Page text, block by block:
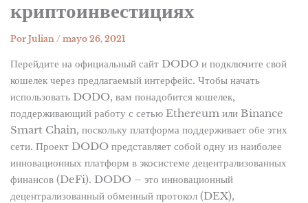
криптоинвестициях
Por Julian / mayo 26, 2021
Перейдите на официальный сайт DODO и подключите свой
кошелек через предлагаемый интерфейс. Чтобы начать
использовать DODO, вам понадобится кошелек,
поддерживающий работу с сетью Ethereum или Binance
Smart Chain, поскольку платформа поддерживает обе этих
сети. Проект DODO представляет собой одну из наиболее
инновационных платформ в экосистеме децентрализованных
финансов (DeFi). DODO – это инновационный
децентрализованный обменный протокол (DEX),